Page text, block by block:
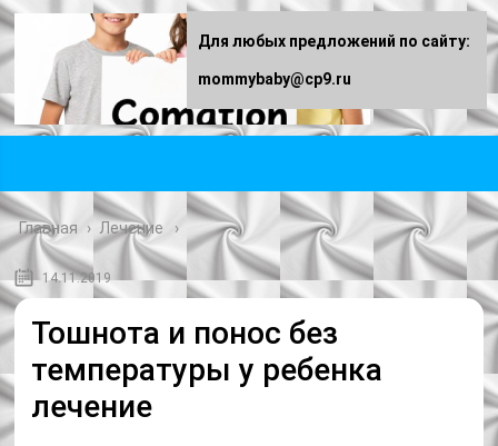
Главная › Лечение
14.11.2019
Тошнота и понос без
температуры у ребенка
лечение
Для любых предложений по сайту:
mommybaby@cp9.ru